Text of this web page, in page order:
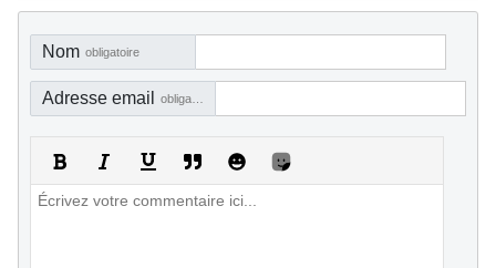
Nom obligatoire
Adresse email